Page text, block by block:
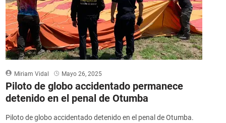
Miriam Vidal Mayo 26, 2025
Piloto de globo accidentado permanece
detenido en el penal de Otumba
Piloto de globo accidentado detenido en el penal de Otumba.